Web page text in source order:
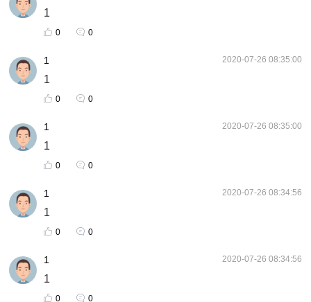
1
0 0
2020-07-26 08:35:00
1
1
0 0
2020-07-26 08:35:00
1
1
0 0
2020-07-26 08:34:56
1
1
0 0
2020-07-26 08:34:56
1
1
0 0